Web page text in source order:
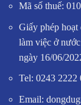
Mã số thuế:
Giấy phép
làm việc ở
ngày 16/06/
Tel: 0243 2222
Email: